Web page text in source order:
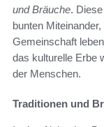
und Bräuche.
bunten
Gemeinschaft
das kulturelle Erbe
der Menschen.
Traditionen und